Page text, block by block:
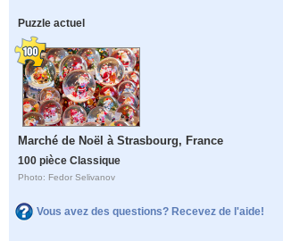
Puzzle actuel
Marché de Noël à Strasbourg, France
100 pièce Classique
Photo: Fedor Selivanov
Vous avez des questions? Recevez de l'aide!